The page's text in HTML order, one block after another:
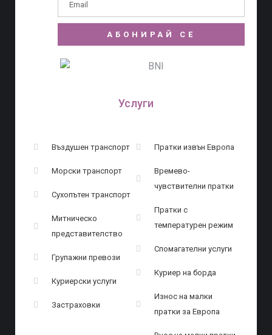
АБОНИРАЙ СЕ
Услуги
Въздушен транспорт
Морски транспорт
Сухопътен транспорт
Митническо
представителство
Групажни превози
Куриерски услуги
Застраховки
Пратки извън Европа
Времево-
чувствителни пратки
Пратки с
температурен режим
Спомагателни услуги
Куриер на борда
Износ на малки
пратки за Европа